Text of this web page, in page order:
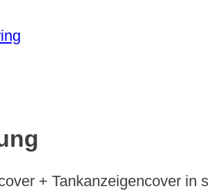
+ Tankanzeigencover